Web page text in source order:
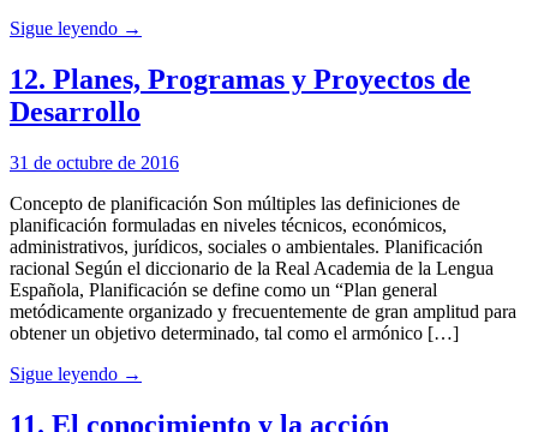
Sigue leyendo →
12. Planes, Programas y Proyectos de
Desarrollo
31 de octubre de 2016
Concepto de planificación Son múltiples las definiciones de
planificación formuladas en niveles técnicos, económicos,
administrativos, jurídicos, sociales o ambientales. Planificación
racional Según el diccionario de la Real Academia de la Lengua
Española, Planificación se define como un “Plan general
metódicamente organizado y frecuentemente de gran amplitud para
obtener un objetivo determinado, tal como el armónico […]
Sigue leyendo →
11. El conocimiento y la acción